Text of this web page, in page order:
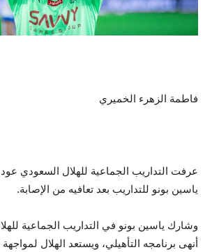
فاطمة الزهرء الخميري
عرفت التداريب الجماعية للهلال السعودي
ياسين بونو للتداريب بعد تعافيه من الإصابة.
وشارك ياسين بونو في التداريب الجماعية
أنهى برنامجه التأهيلي، ويستعد الهلال